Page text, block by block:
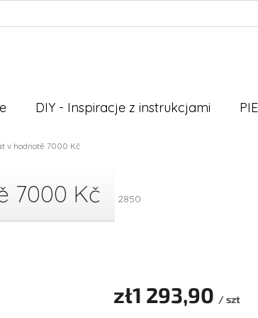
DIY - Inspiracje z instrukcjami
v hodnotě 7000 Kč
7000 Kč 2850
zł1 293,90 / szt